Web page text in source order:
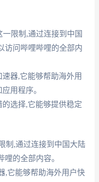
限制,通过连接到中国
访问哔哩哔哩的全部内
器,它能够帮助海外用
用程序。
选择,它能够提供稳定
制,通过连接到中国大陆
的全部内容。
,它能够帮助海外用户快